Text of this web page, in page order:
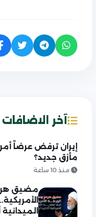
آخر الاضافات
إيران ترفض عرضاً
مأزق جديد؟
منذ 10 ساعة
مضيق